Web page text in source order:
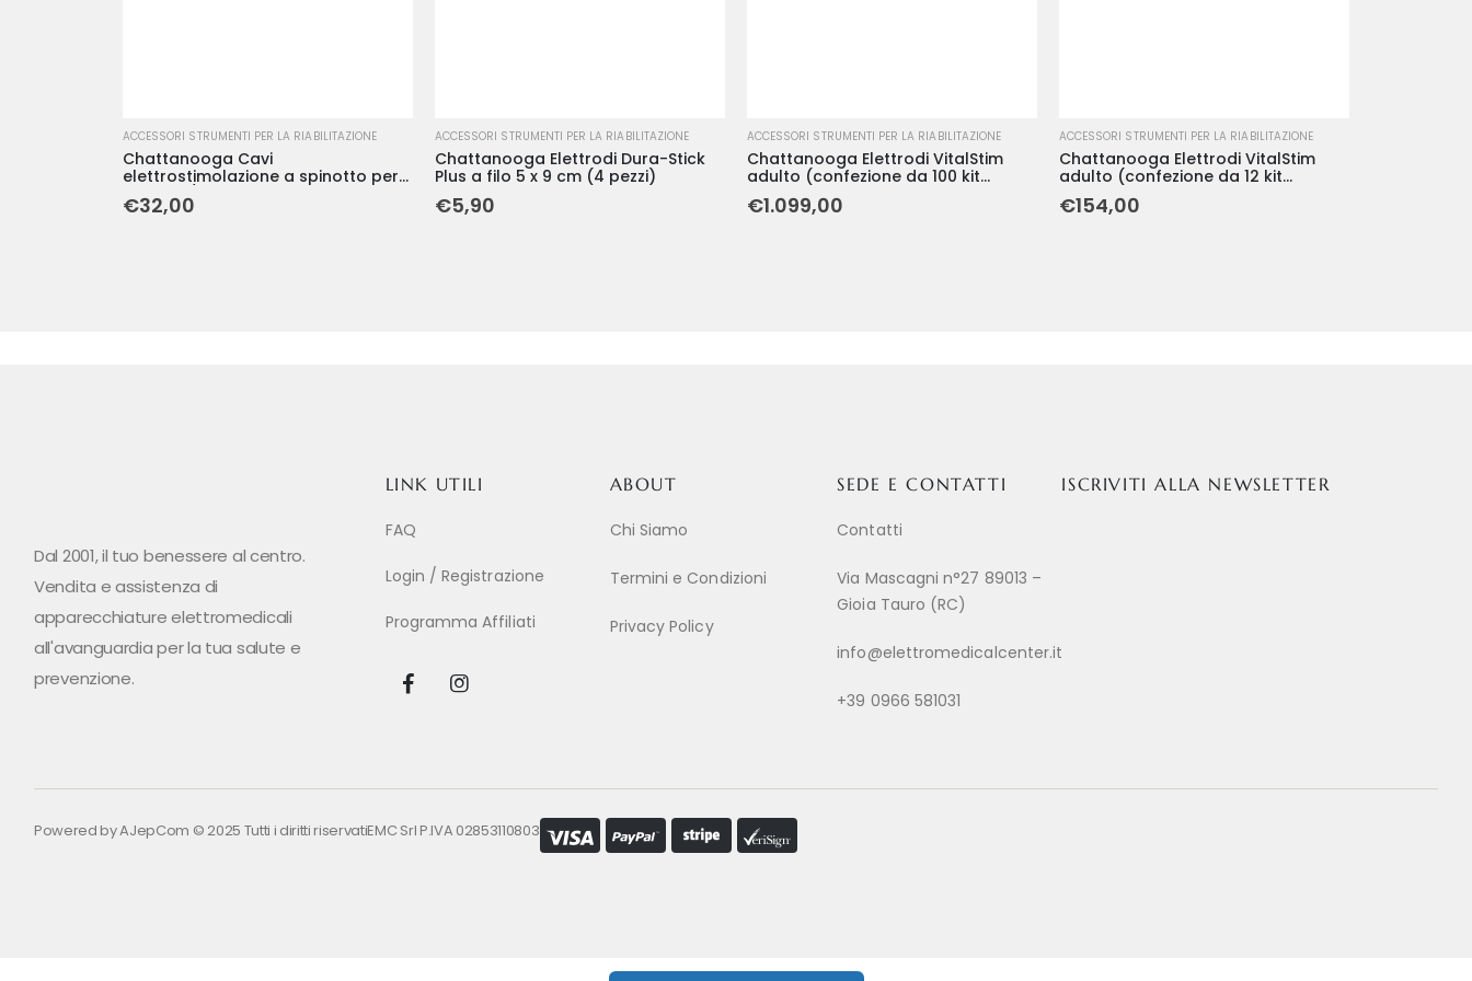
ACCESSORI STRUMENTI PER LA RIABILITAZIONE
Chattanooga Cavi
elettrostimolazione a spinotto per
canale 1/2 (2 cavi)
€32,00
ACCESSORI STRUMENTI PER LA RIABILITAZIONE
Chattanooga Elettrodi Dura-Stick
Plus a filo 5 x 9 cm (4 pezzi)
€5,90
ACCESSORI STRUMENTI PER LA RIABILITAZIONE
Chattanooga Elettrodi VitalStim
adulto (confezione da 100 kit
monouso di 4 elettrodi su 2 adesivi)
€1.099,00
ACCESSORI STRUMENTI PER LA RIABILITAZIONE
Chattanooga Elettrodi VitalStim
adulto (confezione da 12 kit
monouso di 4 elettrodi su 2 adesivi)
€154,00
Dal 2001, il tuo benessere al centro.
Vendita e assistenza di
apparecchiature elettromedicali
all'avanguardia per la tua salute e
prevenzione.
LINK UTILI
FAQ
Login / Registrazione
Programma Affiliati
ABOUT
Chi Siamo
Termini e Condizioni
Privacy Policy
SEDE E CONTATTI
Contatti
Via Mascagni n°27 89013 –
Gioia Tauro (RC)
info@elettromedicalcenter.it
+39 0966 581031
ISCRIVITI ALLA NEWSLETTER
Powered byAJepCom © 2025 Tutti i diritti riservatiEMC Srl P.IVA 02853110803